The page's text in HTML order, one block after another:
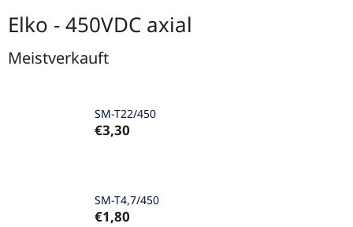
Elko - 450VDC axial
Meistverkauft
SM-T22/450
€3,30
SM-T4,7/450
€1,80